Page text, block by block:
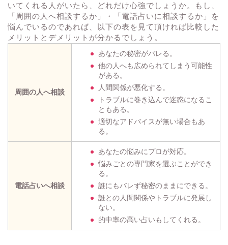
いてくれる人がいたら、どれだけ心強でしょうか。もし、
「周囲の人へ相談するか」・「電話占いに相談するか」を
悩んでいるのであれば、以下の表を見て頂ければ比較した
メリットとデメリットが分かるでしょう。
周囲の人へ相談
あなたの秘密がバレる。
他の人へも広められてしまう可能性
がある。
人間関係が悪化する。
トラブルに巻き込んで迷惑になるこ
ともある。
適切なアドバイスが無い場合もあ
る。
電話占いへ相談
あなたの悩みにプロが対応。
悩みごとの専門家を選ぶことができ
る。
誰にもバレず秘密のままにできる。
誰との人間関係やトラブルに発展し
ない。
的中率の高い占いもしてくれる。